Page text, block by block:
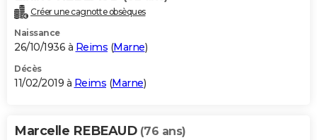
Créer une cagnotte obsèques
Naissance
26/10/1936 à Reims (Marne)
Décès
11/02/2019 à Reims (Marne)
Marcelle REBEAUD (76 ans)